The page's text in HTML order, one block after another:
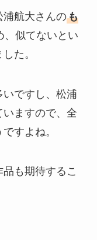
浦航大さんのも
、似てないとい
た。
ですし、松浦
ますので、全
すよね。
も期待するこ